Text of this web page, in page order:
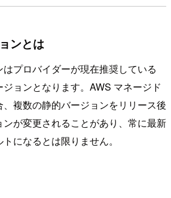
ンとは
プロバイダーが現在推奨している
ョンとなります。AWS マネージド
複数の静的バージョンをリリース後
が変更されることがあり、常に最新
になるとは限りません。